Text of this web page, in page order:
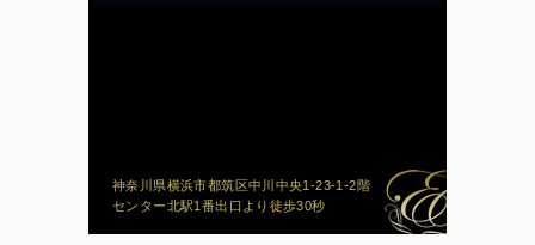
神奈川県横浜市都筑区中川中央1-23-1-2階
センター北駅1番出口より徒歩30秒